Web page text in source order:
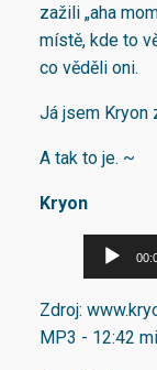
zažili „aha
místě, kde to
co věděli oni.
Já jsem Kryon
A tak to je. ~
Kryon
u
d
Zdroj:
MP3 - 12:42